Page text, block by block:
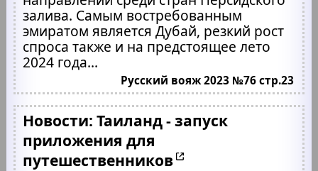
залива. Самым востребованным
эмиратом является Дубай, резкий рост
спроса также и на предстоящее лето
2024 года...
Русский вояж 2023 №76 стр.23
Новости: Таиланд - запуск
приложения для
путешественников